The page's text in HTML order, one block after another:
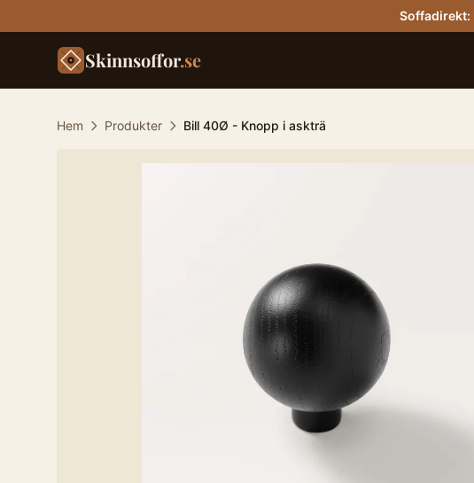
Soffadirekt:
Skinnsoffor.se
Hem Produkter Bill 40Ø - Knopp i askträ